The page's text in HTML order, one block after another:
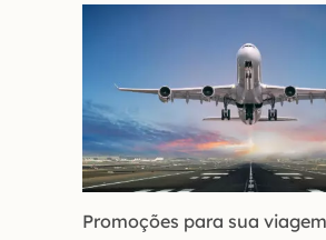
Promoções para sua viagem